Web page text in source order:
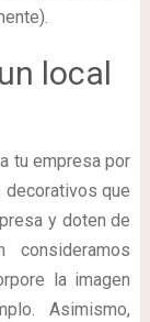
local
tu empresa por
que
y doten de
la imagen
Asimismo,